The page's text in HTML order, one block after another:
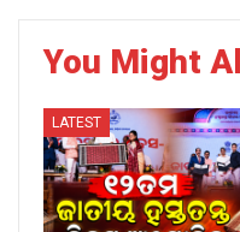
You Might
LATEST